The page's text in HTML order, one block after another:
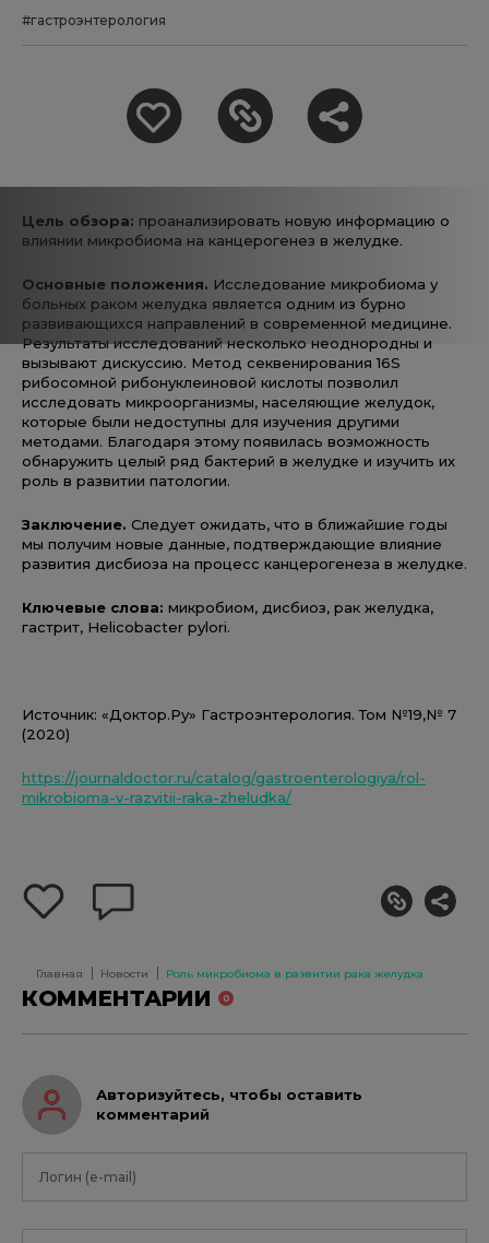
#гастроэнтерология
Цель обзора: проанализировать новую информацию о
влиянии микробиома на канцерогенез в желудке.
Основные положения. Исследование микробиома у
больных раком желудка является одним из бурно
развивающихся направлений в современной медицине.
Результаты исследований несколько неоднородны и
вызывают дискуссию. Метод секвенирования 16S
рибосомной рибонуклеиновой кислоты позволил
исследовать микроорганизмы, населяющие желудок,
которые были недоступны для изучения другими
методами. Благодаря этому появилась возможность
обнаружить целый ряд бактерий в желудке и изучить их
роль в развитии патологии.
Заключение. Следует ожидать, что в ближайшие годы
мы получим новые данные, подтверждающие влияние
развития дисбиоза на процесс канцерогенеза в желудке.
Ключевые слова: микробиом, дисбиоз, рак желудка,
гастрит, Helicobacter pylori.
Источник: «Доктор.Ру» Гастроэнтерология. Том №19,№ 7
(2020)
https://journaldoctor.ru/catalog/gastroenterologiya/rol-
mikrobioma-v-razvitii-raka-zheludka/
добавить
себе
Главная Новости Роль микробиома в развитии рака желудка
КОММЕНТАРИИ 0
Авторизуйтесь, чтобы оставить
комментарий